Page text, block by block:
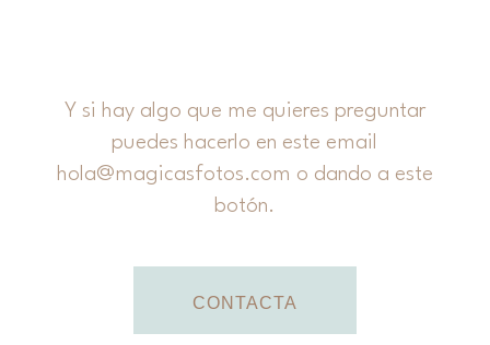
Y si hay algo que me quieres preguntar
puedes hacerlo en este email
hola@magicasfotos.com o dando a este
botón.
CONTACTA